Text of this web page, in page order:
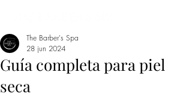
Guía completa para piel
seca
The Barber's Spa
28 jun 2024